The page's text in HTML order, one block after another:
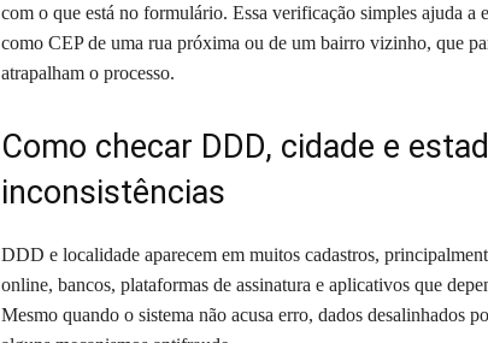
com o que está no formulário. Essa verificação simples ajuda a
como CEP de uma rua próxima ou de um bairro vizinho, que
atrapalham o processo.
Como checar DDD, cidade e
inconsistências
DDD e localidade aparecem em muitos cadastros,
online, bancos, plataformas de assinatura e aplicativos que
Mesmo quando o sistema não acusa erro, dados desalinhados